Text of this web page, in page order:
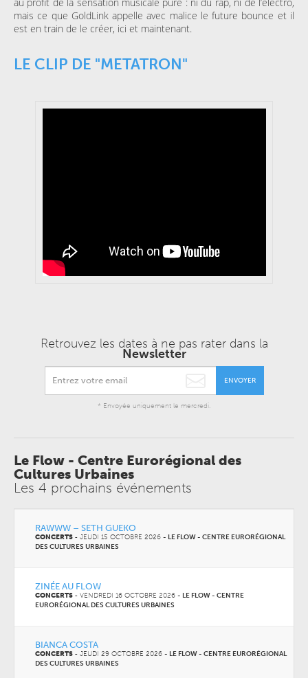
au profit de la sensation musicale pure : ni du rap, ni de l’électro,
mais ce que GoldLink appelle avec malice le future bounce et il
est en train de le créer, ici et maintenant.
LE CLIP DE "METATRON"
Retrouvez les dates à ne pas rater dans la
Newsletter
ENVOYER
* Envoyée uniquement le mercredi.
Le Flow - Centre Eurorégional des
Cultures Urbaines
Les 4 prochains événements
RAWWW – SETH GUEKO
CONCERTS - JEUDI 15 OCTOBRE 2026 - LE FLOW - CENTRE EURORÉGIONAL
DES CULTURES URBAINES
ZINÉE AU FLOW
CONCERTS - VENDREDI 16 OCTOBRE 2026 - LE FLOW - CENTRE
EURORÉGIONAL DES CULTURES URBAINES
BIANCA COSTA
CONCERTS - JEUDI 29 OCTOBRE 2026 - LE FLOW - CENTRE EURORÉGIONAL
DES CULTURES URBAINES